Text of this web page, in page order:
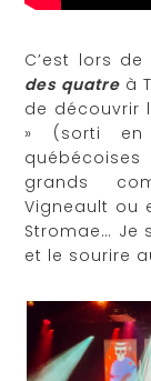
C’est lors
des quatre à
de découvrir
» (sorti en
grands
Vigneault ou
Stromae… Je
et le sourire